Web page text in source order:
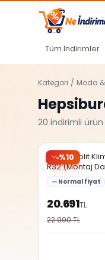
Ana içeriğe atla
Tüm İndirimler
Kategori / Moda
20 indirimli ürün
%10
Simfer Split
R32 (Montaj
Normal fiyat
20.691TL
22.990TL